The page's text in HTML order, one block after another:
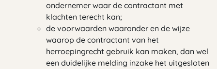
ondernemer waar de contractant met
klachten terecht kan;
de voorwaarden waaronder en de wijze
waarop de contractant van het
herroepingrecht gebruik kan maken, dan wel
een duidelijke melding inzake het uitgesloten